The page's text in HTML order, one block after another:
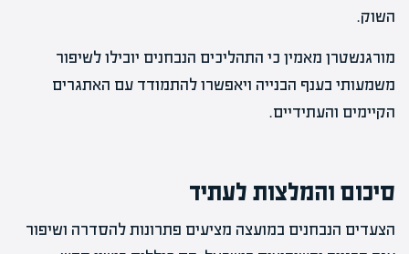
השוק.
מורגנשטרן מאמין כי התהליכים הנבחנים יובילו לשיפור
משמעותי בענף הבנייה ויאפשרו להתמודד עם האתגרים
הקיימים והעתידיים.
סיכום והמלצות לעתיד
הצעדים הנבחנים במועצה מציעים פתרונות להסדרה ושיפור